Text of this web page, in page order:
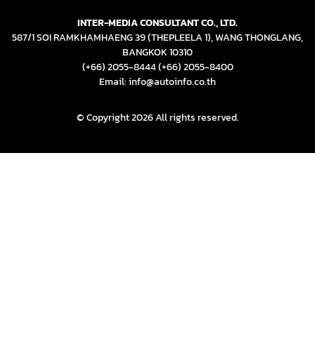
INTER-MEDIA CONSULTANT CO., LTD.
587/1 SOI RAMKHAMHAENG 39 (THEPLEELA 1), WANG THONGLANG,
BANGKOK 10310
(+66) 2055-8444(+66) 2055-8400
Email: info@autoinfo.co.th
© Copyright 2026 All rights reserved.